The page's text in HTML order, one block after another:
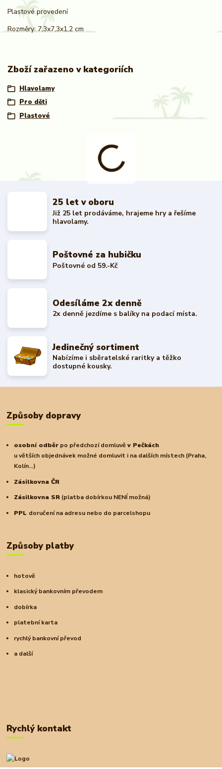
Plastové provedení
Rozměry: 7,3x7,3x1,2 cm
Zboží zařazeno v kategoriích
Hlavolamy
Pro děti
Plastové
25 let v oboru
Již 25 let prodáváme, hrajeme hry a řešíme
hlavolamy.
Poštovné za hubičku
Poštovné od 59.-Kč
Odesíláme 2x denně
2x denně jezdíme s balíky na podací místa.
Jedinečný sortiment
Nabízíme i sběratelské raritky a těžko
dostupné kousky.
Způsoby dopravy
osobní odběr po předchozí domluvěv Pečkách
u větších objednávek možné domluvit i na dalších místech (Praha,
Kolín...)
Zásilkovna ČR
Zásilkovna SR (platba dobírkou NENÍ možná)
PPL doručení na adresu nebo do parcelshopu
Způsoby platby
hotově
klasický bankovním převodem
dobírka
platební karta
rychlý bankovní převod
a další
Rychlý kontakt